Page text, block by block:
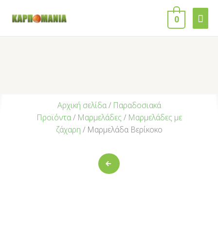
0
Αρχική σελίδα/ Παραδοσιακά
Προϊόντα/ Μαρμελάδες / Μαρμελάδες με
ζάχαρη / Μαρμελάδα Βερίκοκο